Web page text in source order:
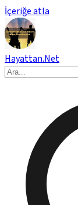
İçeriğe atla
Hayattan.Net